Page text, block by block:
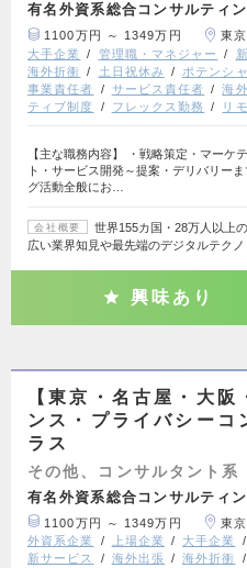
有名外資系総合コンサルティ
1100万円 ～ 1349万円 東
大手企業
管理職・マネジャー
海外折衝
土日祝休み ポテンシ
事業責任者
サービス責任者 海
ティブ制度
フレックス勤務 リ
【主な職務内容】 ・戦略策定・マーケ
ト・サービス開発～提案・デリバリー
グ活動全般にお…
会社概要
世界155カ国・28万人以上
広い業界知見や最先端のデジタルテク
興味あり
【東京・名古屋・大
ンス・プライバシー
ラス
その他、コンサルタント系
有名外資系総合コンサルティ
1100万円 ～ 1349万円
東
外資系企業
上場企業 大手企業
新サービス
海外出張 海外折衝